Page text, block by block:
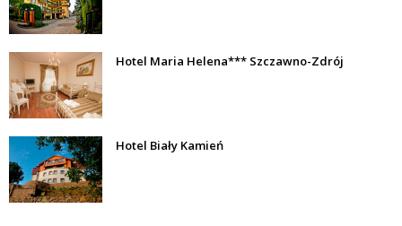
Hotel Maria Helena*** Szczawno-Zdrój
Hotel Biały Kamień